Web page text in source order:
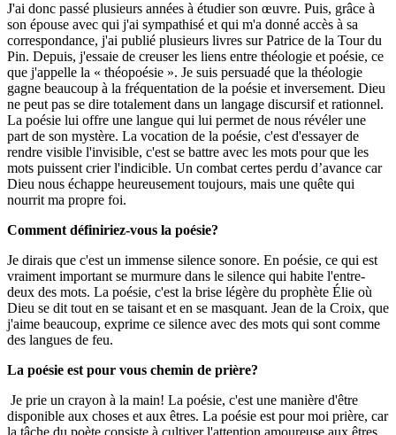
J'ai donc passé plusieurs années à étudier son œuvre. Puis, grâce à
son épouse avec qui j'ai sympathisé et qui m'a donné accès à sa
correspondance, j'ai publié plusieurs livres sur Patrice de la Tour du
Pin. Depuis, j'essaie de creuser les liens entre théologie et poésie, ce
que j'appelle la « théopoésie ». Je suis persuadé que la théologie
gagne beaucoup à la fréquentation de la poésie et inversement. Dieu
ne peut pas se dire totalement dans un langage discursif et rationnel.
La poésie lui offre une langue qui lui permet de nous révéler une
part de son mystère. La vocation de la poésie, c'est d'essayer de
rendre visible l'invisible, c'est se battre avec les mots pour que les
mots puissent crier l'indicible. Un combat certes perdu d’avance car
Dieu nous échappe heureusement toujours, mais une quête qui
nourrit ma propre foi.
Comment définiriez-vous la poésie?
Je dirais que c'est un immense silence sonore. En poésie, ce qui est
vraiment important se murmure dans le silence qui habite l'entre-
deux des mots. La poésie, c'est la brise légère du prophète Élie où
Dieu se dit tout en se taisant et en se masquant. Jean de la Croix, que
j'aime beaucoup, exprime ce silence avec des mots qui sont comme
des langues de feu.
La poésie est pour vous chemin de prière?
Je prie un crayon à la main! La poésie, c'est une manière d'être
disponible aux choses et aux êtres. La poésie est pour moi prière, car